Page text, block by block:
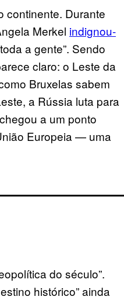
continente. Durante
Merkel indignou-
a gente”. Sendo
claro: o Leste da
Bruxelas sabem
a Rússia luta para
a um ponto
Europeia — uma
do século”.
histórico” ainda